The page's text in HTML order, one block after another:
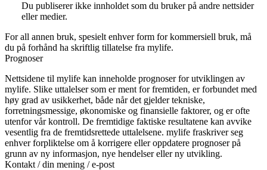
Du publiserer ikke innholdet som du bruker på andre nettsider
eller medier.
For all annen bruk, spesielt enhver form for kommersiell bruk, må
du på forhånd ha skriftlig tillatelse fra mylife.
Prognoser
Nettsidene til mylife kan inneholde prognoser for utviklingen av
mylife. Slike uttalelser som er ment for fremtiden, er forbundet med
høy grad av usikkerhet, både når det gjelder tekniske,
forretningsmessige, økonomiske og finansielle faktorer, og er ofte
utenfor vår kontroll. De fremtidige faktiske resultatene kan avvike
vesentlig fra de fremtidsrettede uttalelsene. mylife fraskriver seg
enhver forpliktelse om å korrigere eller oppdatere prognoser på
grunn av ny informasjon, nye hendelser eller ny utvikling.
Kontakt / din mening / e-post